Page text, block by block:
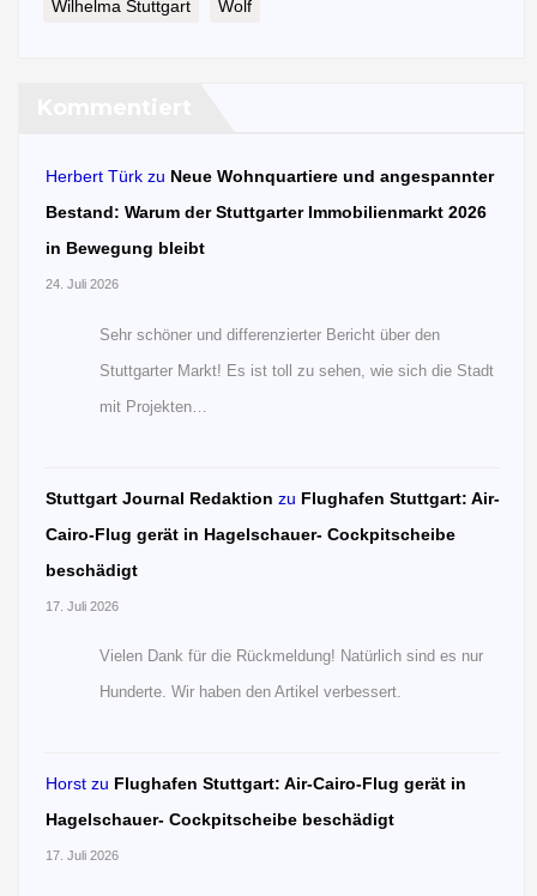
Wilhelma Stuttgart Wolf
Herbert Türk zu Neue Wohnquartiere und angespannter
Bestand: Warum der Stuttgarter Immobilienmarkt 2026
in Bewegung bleibt
24. Juli 2026
Sehr schöner und differenzierter Bericht über den
Stuttgarter Markt! Es ist toll zu sehen, wie sich die Stadt
mit Projekten…
Stuttgart Journal Redaktion zu Flughafen Stuttgart: Air-
Cairo-Flug gerät in Hagelschauer- Cockpitscheibe
beschädigt
17. Juli 2026
Vielen Dank für die Rückmeldung! Natürlich sind es nur
Hunderte. Wir haben den Artikel verbessert.
Horst zu Flughafen Stuttgart: Air-Cairo-Flug gerät in
Hagelschauer- Cockpitscheibe beschädigt
17. Juli 2026